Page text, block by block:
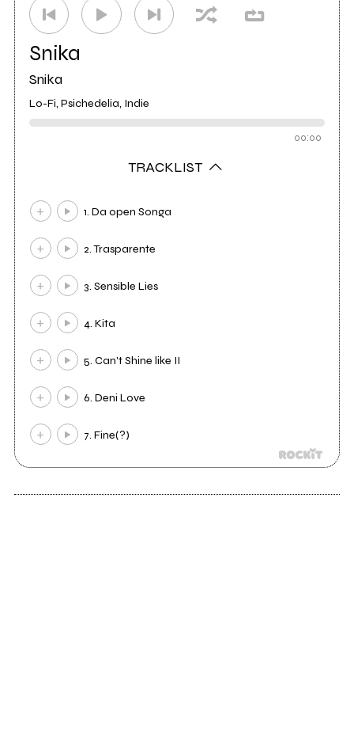
Snika
Snika
Lo-Fi, Psichedelia, Indie
00:00
TRACKLIST
1. Da open Songa
2. Trasparente
3. Sensible Lies
4. Kita
5. Can't Shine like II
6. Deni Love
7. Fine(?)